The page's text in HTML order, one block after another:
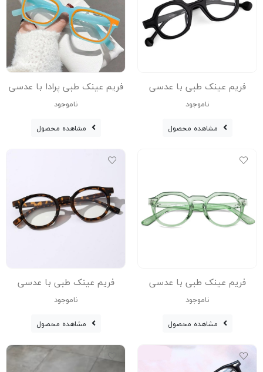
فریم عینک طبی با عدسی
بلوکات مدل Zn-3594-C2-Blc
ناموجود
مشاهده محصول
فریم عینک طبی پرادا با عدسی
عینک طبی مردانه,
ناموجود
مشاهده محصول
فریم عینک طبی با عدسی
بلوکات مدل Zn-3395-Grn-C3ناموجود
مشاهده محصول
فریم عینک طبی با عدسی
بلوکات مدل Zn-3615-C2-Leoناموجود
مشاهده محصول